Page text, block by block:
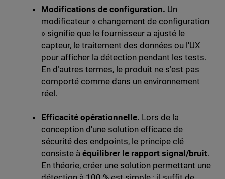
Modifications de configuration. Un
modificateur « changement de configuration
» signifie que le fournisseur a ajusté le
capteur, le traitement des données ou l'UX
pour afficher la détection pendant les tests.
En d’autres termes, le produit ne s’est pas
comporté comme dans un environnement
réel.
Efficacité opérationnelle. Lors de la
conception d'une solution efficace de
sécurité des endpoints, le principe clé
consiste à équilibrer le rapport signal/bruit.
En théorie, créer une solution permettant une